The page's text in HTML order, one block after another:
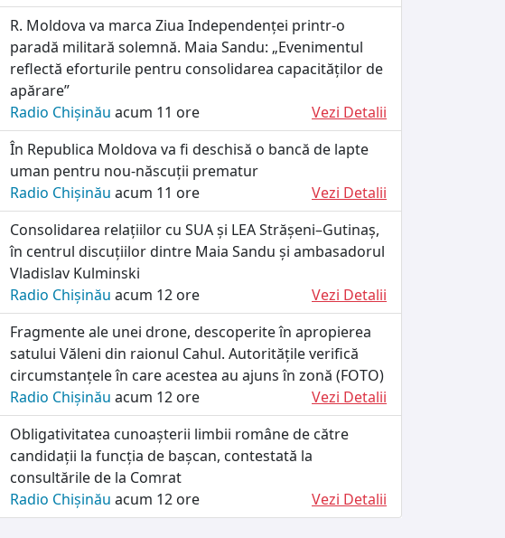
R. Moldova va marca Ziua Independenței printr-o
paradă militară solemnă. Maia Sandu: „Evenimentul
reflectă eforturile pentru consolidarea capacităților de
apărare”
Radio Chișinău acum 11 ore
Vezi Detalii
În Republica Moldova va fi deschisă o bancă de lapte
uman pentru nou-născuții prematur
Radio Chișinău acum 11 ore
Vezi Detalii
Consolidarea relațiilor cu SUA și LEA Strășeni–Gutinaș,
în centrul discuțiilor dintre Maia Sandu și ambasadorul
Vladislav Kulminski
Radio Chișinău acum 12 ore
Vezi Detalii
Fragmente ale unei drone, descoperite în apropierea
satului Văleni din raionul Cahul. Autoritățile verifică
circumstanțele în care acestea au ajuns în zonă (FOTO)
Radio Chișinău acum 12 ore
Vezi Detalii
Obligativitatea cunoașterii limbii române de către
candidații la funcția de bașcan, contestată la
consultările de la Comrat
Radio Chișinău acum 12 ore Vezi Detalii